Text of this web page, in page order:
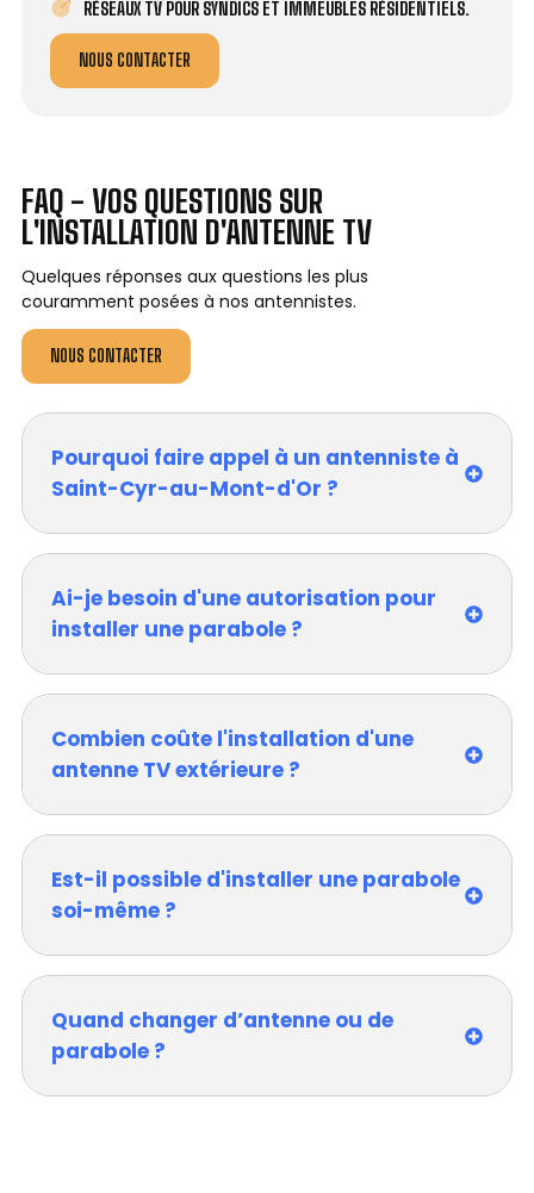
RÉSEAUX TV POUR SYNDICS ET IMMEUBLES RÉSIDENTIELS.
NOUS CONTACTER
FAQ - VOS QUESTIONS SUR
L'INSTALLATION D'ANTENNE TV
Quelques réponses aux questions les plus
couramment posées à nos antennistes.
NOUS CONTACTER
Pourquoi faire appel à un antenniste à
Saint-Cyr-au-Mont-d'Or ?
Ai-je besoin d'une autorisation pour
installer une parabole ?
Combien coûte l'installation d'une
antenne TV extérieure ?
Est-il possible d'installer une parabole
soi-même ?
Quand changer d’antenne ou de
parabole ?